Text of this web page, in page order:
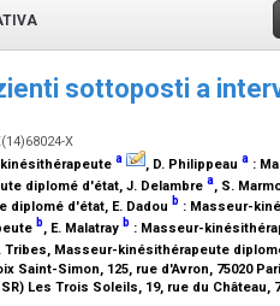
sottoposti a
X
a , D. Philippeau a :
diplomé d'état, J. Delambre a, S.
diplomé d'état, E. Dadou b : Masseur-
b, E. Malatray b : Masseur-
Tribes, Masseur-kinésithérapeute
Saint-Simon, 125, rue d'Avron, 75020
Les Trois Soleils, 19, rue du Château,